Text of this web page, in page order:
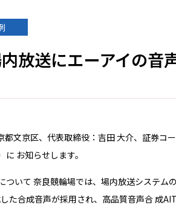
放送にエーアイの音
都文京区、代表取締役：吉田 大介、証券
お知らせします。
ついて 奈良競輪場では、場内放送システム
た合成音声が採用され、高品質音声合 成